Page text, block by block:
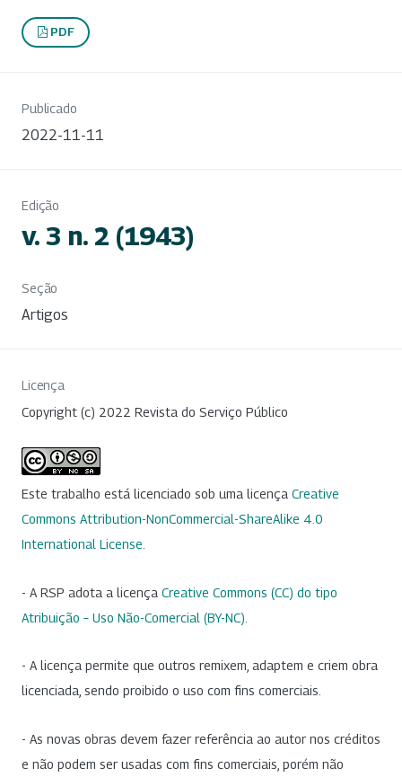
PDF
Publicado
2022-11-11
Edição
v. 3 n. 2 (1943)
Seção
Artigos
Licença
Copyright (c) 2022 Revista do Serviço Público
Este trabalho está licenciado sob uma licença Creative
Commons Attribution-NonCommercial-ShareAlike 4.0
International License
- A RSP adota a licença Creative Commons (CC) do tipo
Atribuição – Uso Não-Comercial (BY-NC)
- A licença permite que outros remixem, adaptem e criem obra
licenciada, sendo proibido o uso com fins comerciais.
- As novas obras devem fazer referência ao autor nos créditos
e não podem ser usadas com fins comerciais, porém não